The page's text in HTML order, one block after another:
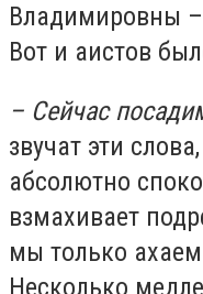
Владимировны
Вот и аистов
– Сейчас
звучат эти
абсолютно
взмахивает
мы только
Несколько